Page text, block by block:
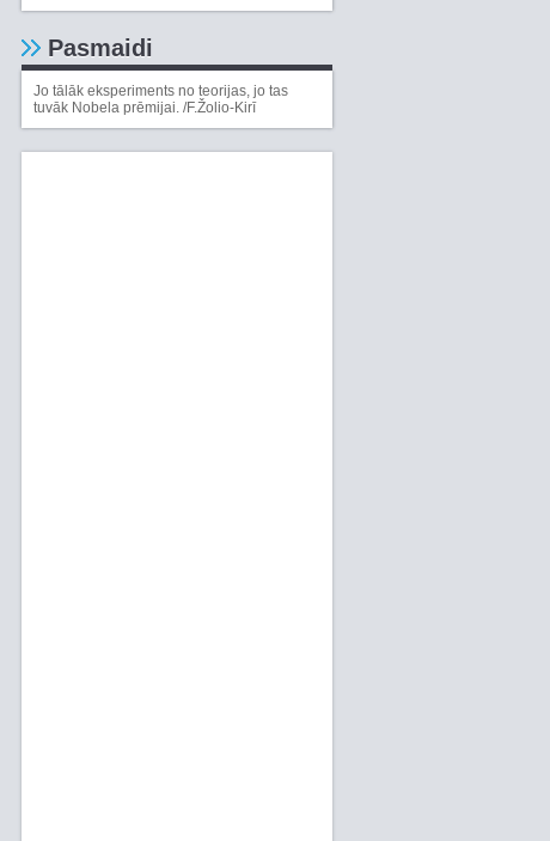
Pasmaidi
Jo tālāk eksperiments no teorijas, jo tas
tuvāk Nobela prēmijai. /F.Žolio-Kirī